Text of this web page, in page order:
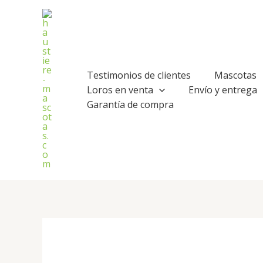
contenido
Testimonios de clientes Mascotas
Loros en venta
Envío y entrega
Garantía de compra